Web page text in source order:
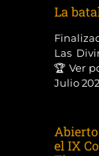
La
Las
🏆 Ver
Julio
el IX